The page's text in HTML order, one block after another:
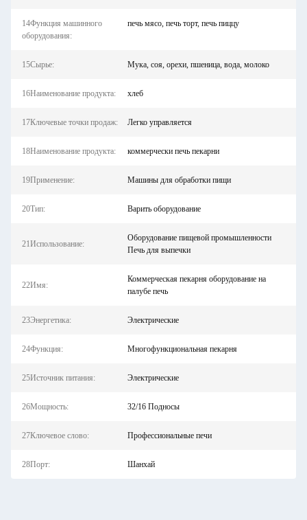
14Функция машинного
оборудования:
печь мясо, печь торт, печь пиццу
15Сырье: Мука, соя, орехи, пшеница, вода, молоко
16Наименование продукта: хлеб
17Ключевые точки продаж: Легко управляется
18Наименование продукта: коммерчески печь пекарни
19Применение: Машины для обработки пищи
20Тип: Варить оборудование
21Использование:
Оборудование пищевой промышленности
Печь для выпечки
22Имя:
Коммерческая пекарня оборудование на
палубе печь
23Энергетика: Электрические
24Функция: Многофункциональная пекарня
25Источник питания: Электрические
26Мощность: 32/16 Подносы
27Ключевое слово: Профессиональные печи
28Порт: Шанхай